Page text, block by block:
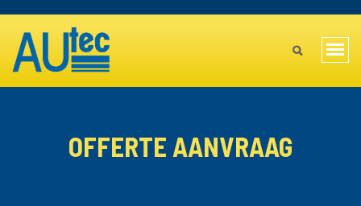
naar
inhoud
MAIN
MENU
OFFERTE AANVRAAG